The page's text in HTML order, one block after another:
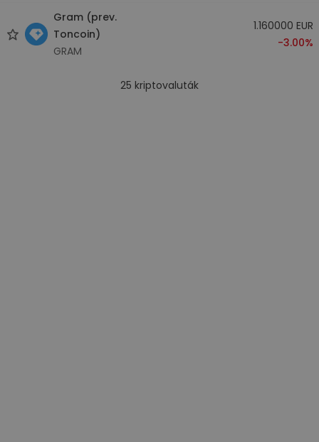
Gram (prev.
Toncoin)
GRAM
1.160000 EUR
-3.00%
25 kriptovaluták